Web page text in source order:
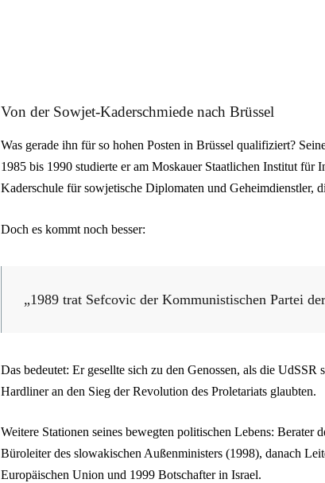
Von der Sowjet-Kaderschmiede nach Brüssel
Was gerade ihn für so hohen Posten in Brüssel qualifiziert?
1985 bis 1990 studierte er am Moskauer Staatlichen Institut für
Kaderschule für sowjetische Diplomaten und Geheimdienstler,
Doch es kommt noch besser:
„1989 trat Sefcovic der Kommunistischen Partei
Das bedeutet: Er gesellte sich zu den Genossen, als die
Hardliner an den Sieg der Revolution des Proletariats glaubten.
Weitere Stationen seines bewegten politischen Lebens: Berater
Büroleiter des slowakischen Außenministers (1998), danach
Europäischen Union und 1999 Botschafter in Israel.